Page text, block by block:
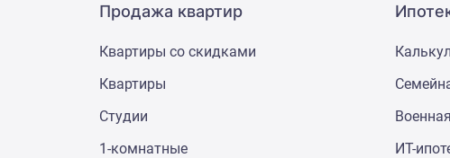
Продажа квартир
Квартиры со скидками
Квартиры
Студии
1-комнатные
ИТ-